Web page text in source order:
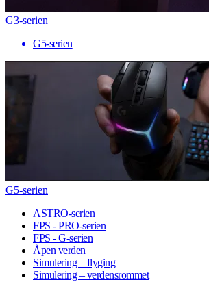
G3-serien
G5-serien
G5-serien
ASTRO-serien
FPS - PRO-serien
FPS - G-serien
Åpen verden
Simulering – flyging
Simulering – verdensrommet